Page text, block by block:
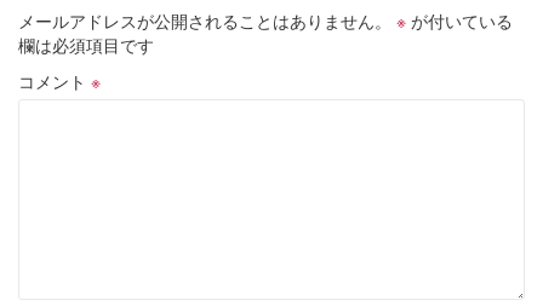
メールアドレスが公開されることはありません。
※ が付いている
欄は必須項目です
コメント ※